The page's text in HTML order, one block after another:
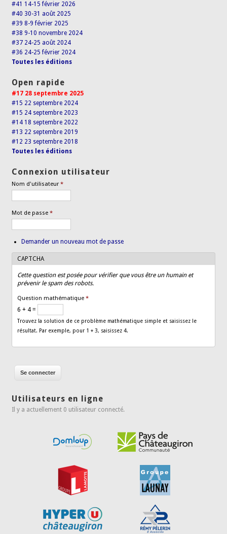
#41 14-15 février 2026
#40 30-31 août 2025
#39 8-9 février 2025
#38 9-10 novembre 2024
#37 24-25 août 2024
#36 24-25 février 2024
Toutes les éditions
Open rapide
#17 28 septembre 2025
#15 22 septembre 2024
#15 24 septembre 2023
#14 18 septembre 2022
#13 22 septembre 2019
#12 23 septembre 2018
Toutes les éditions
Connexion utilisateur
Nom d'utilisateur*
Mot de passe*
Demander un nouveau mot de passe
CAPTCHA
Cette question est posée pour vérifier que vous être un humain et
prévenir le spam des robots.
Question mathématique*
6 + 4 =
Trouvez la solution de ce problème mathématique simple et saisissez le
résultat. Par exemple, pour 1 + 3, saisissez 4.
Utilisateurs en ligne
Il y a actuellement 0 utilisateur connecté.